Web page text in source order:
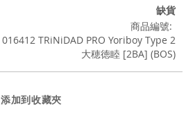
缺貨
商品編號
016412 TRiNiDAD PRO Yoriboy Type 2
大穂徳睦 [2BA] (BOS)
添加到收藏夾